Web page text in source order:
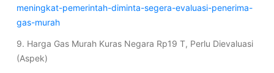
meningkat-pemerintah-diminta-segera-evaluasi-penerima-
gas-murah
9. Harga Gas Murah Kuras Negara Rp19 T, Perlu Dievaluasi
(Aspek)